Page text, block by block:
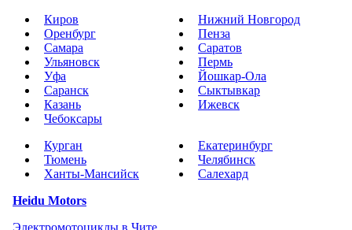
Киров
Нижний Новгород
Оренбург
Пенза
Самара
Саратов
Ульяновск
Пермь
Уфа
Йошкар-Ола
Саранск
Сыктывкар
Казань
Ижевск
Чебоксары
Курган
Екатеринбург
Тюмень
Челябинск
Ханты-Мансийск
Салехард
Heidu Motors
Электромотоциклы в Чите